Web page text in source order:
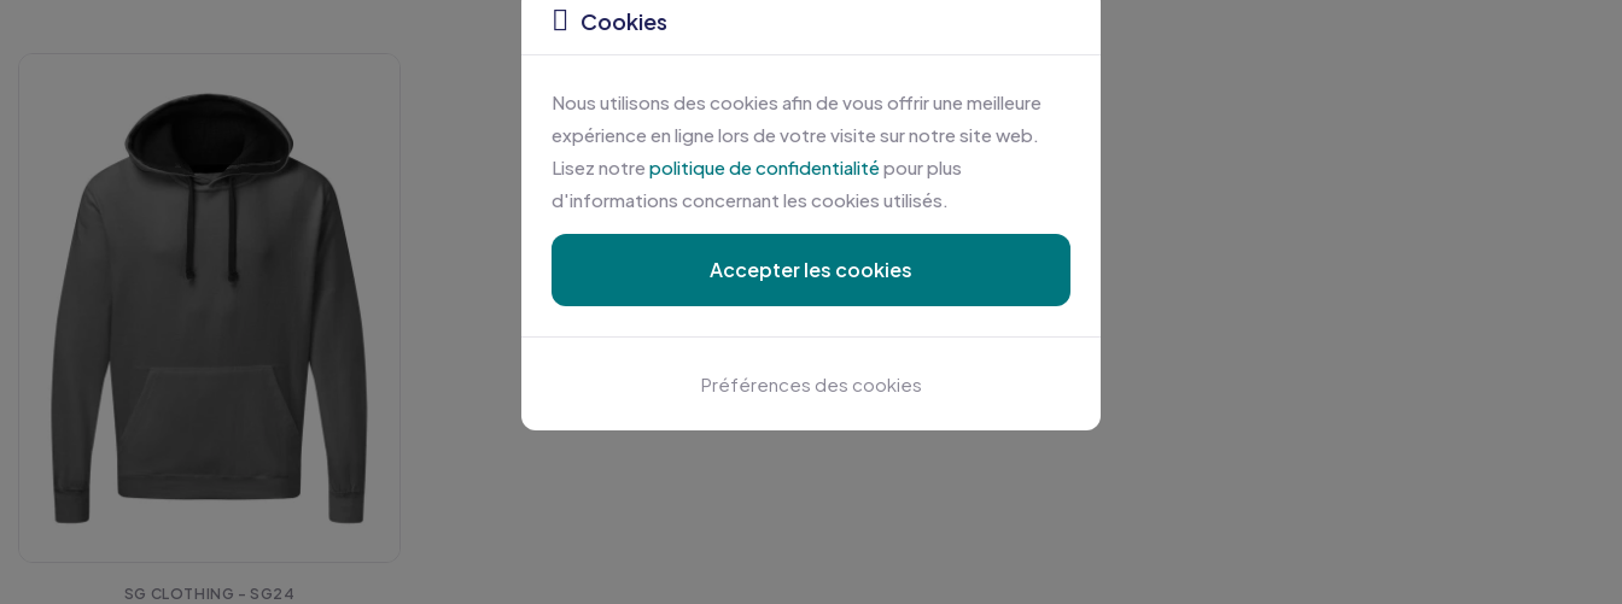
SG CLOTHING - SG24
Cookies
Nous utilisons des cookies afin de vous offrir une meilleure
expérience en ligne lors de votre visite sur notre site web.
Lisez notre politique de confidentialitépour plus
d'informations concernant les cookies utilisés.
Accepter les cookies
Préférences des cookies